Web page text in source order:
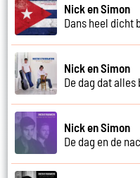
Nick en Simon
Dans heel dicht
Nick en Simon
De dag dat alles
Nick en Simon
De dag en de